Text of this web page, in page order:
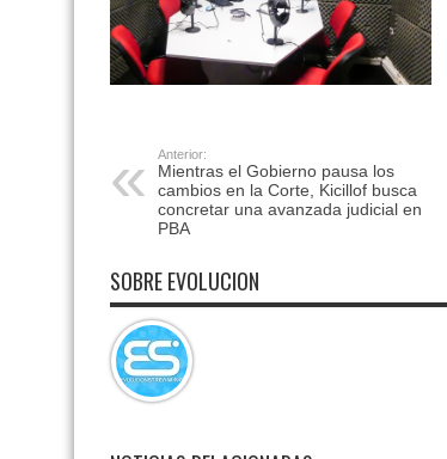
Anterior:
Mientras el Gobierno pausa los
cambios en la Corte, Kicillof busca
concretar una avanzada judicial en
PBA
SOBRE EVOLUCION